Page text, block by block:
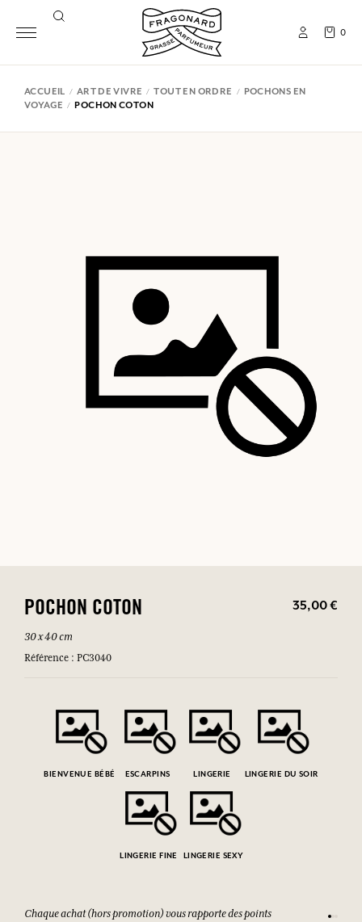
0
ACCUEIL ART DE VIVRE TOUT EN ORDRE
POCHONS EN
VOYAGE
POCHON COTON
POCHON COTON 35,00 €
30 x 40 cm
Référence : PC3040
BIENVENUE BÉBÉ ESCARPINS LINGERIE LINGERIE DU SOIR
LINGERIE FINE LINGERIE SEXY
Chaque achat (hors promotion) vous rapporte des points